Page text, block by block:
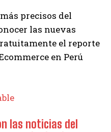
precisos del
las nuevas
el reporte
en Perú
las noticias del